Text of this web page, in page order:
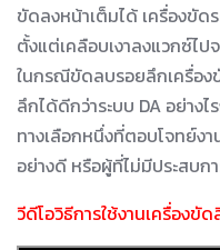
ขัดลงหน้าเต็มได้ เครื่องขัด
ตั้งแต่เคลือบเงาลงแวกซ์ไ
ในกรณีขัดลบรอยลึกเครื่อง
ลึกได้ดีกว่าระบบ DA อย่าง
ทางเลือกหนึ่งที่ตอบโจทย์ง
อย่างดี หรือผู้ที่ไม่มีประสบก
วีดีโอวิธีการใช้งานเครื่องขั